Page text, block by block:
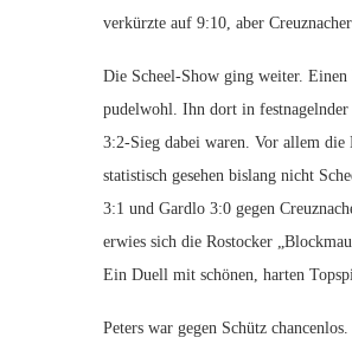
verkürzte auf 9:10, aber
Die Scheel-Show ging weiter.
pudelwohl. Ihn dort in festnagelnder
3:2-Sieg dabei waren. Vor allem die
statistisch gesehen bislang nicht
3:1 und Gardlo 3:0 gegen
erwies sich die Rostocker
Ein Duell mit schönen, harten
Peters war gegen Schütz